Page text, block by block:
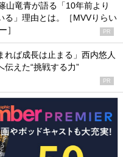
山竜青が語る「10年前より
る」理由とは。［MVVりらい
］
PR
れば成長は止まる」西内悠人
えた“挑戦する力”
PR